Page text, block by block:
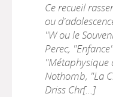
Ce recueil
ou
"W ou le
Perec,
"Métaphysique
Nothomb, "La
Driss Chr[...]